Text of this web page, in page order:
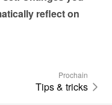
reflect on
Prochain
Tips & tricks